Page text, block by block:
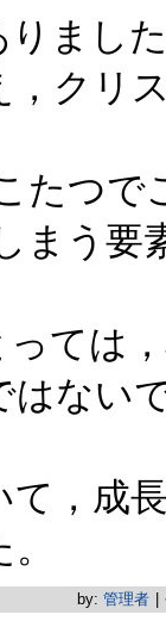
りまし
，クリ
たつで
まう要
ては
はない
て，成
by: 管理者